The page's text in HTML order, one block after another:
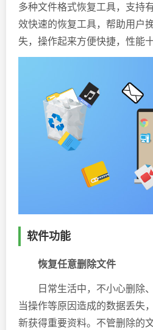
多种文件格式恢复工具，支持
效快速的恢复工具，帮助用户
失，操作起来方便快捷，性能十
软件功能
恢复任意删除文件
日常生活中，不小心删除、
当操作等原因造成的数据丢失
新获得重要资料。不管删除的